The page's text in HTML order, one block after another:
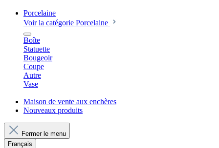
Porcelaine
Voir la catégorie Porcelaine
Boîte
Statuette
Bougeoir
Coupe
Autre
Vase
Maison de vente aux enchères
Nouveaux produits
Fermer le menu
Français